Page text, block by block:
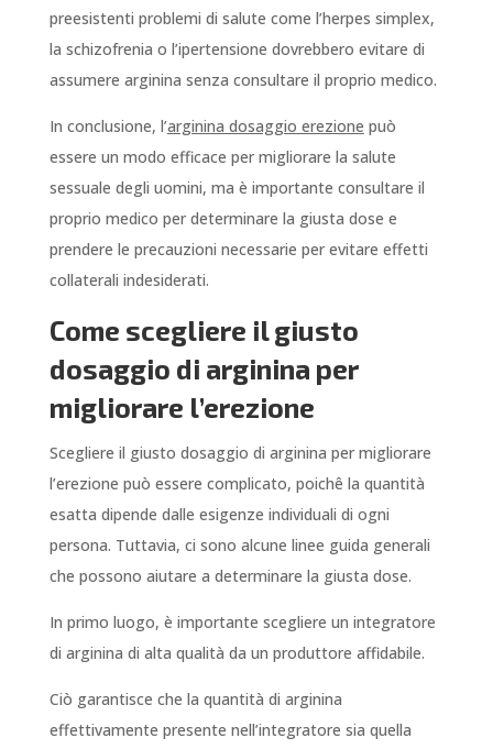
preesistenti problemi di salute come l’herpes simplex,
la schizofrenia o l’ipertensione dovrebbero evitare di
assumere arginina senza consultare il proprio medico.
In conclusione, l’arginina dosaggio erezione può
essere un modo efficace per migliorare la salute
sessuale degli uomini, ma è importante consultare il
proprio medico per determinare la giusta dose e
prendere le precauzioni necessarie per evitare effetti
collaterali indesiderati.
Come scegliere il giusto
dosaggio di arginina per
migliorare l’erezione
Scegliere il giusto dosaggio di arginina per migliorare
l’erezione può essere complicato, poichê la quantità
esatta dipende dalle esigenze individuali di ogni
persona. Tuttavia, ci sono alcune linee guida generali
che possono aiutare a determinare la giusta dose.
In primo luogo, è importante scegliere un integratore
di arginina di alta qualità da un produttore affidabile.
Ciò garantisce che la quantità di arginina
effettivamente presente nell’integratore sia quella